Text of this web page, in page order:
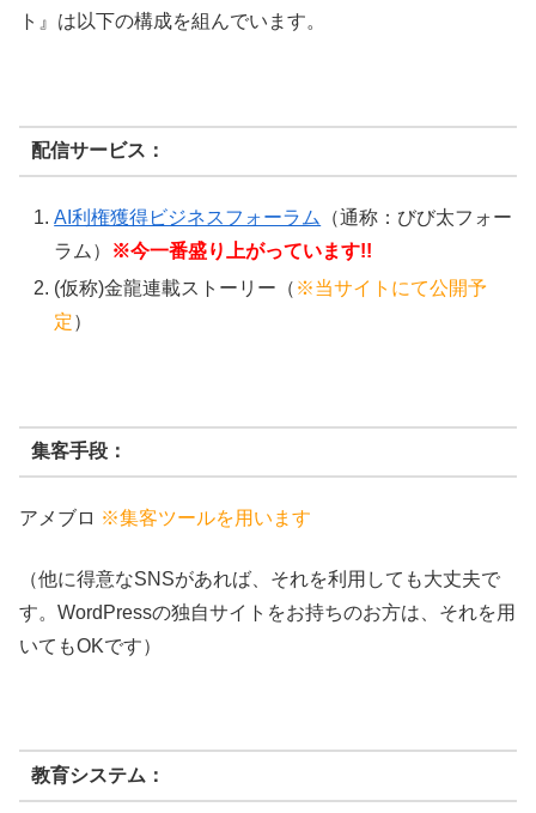
ト』は以下の構成を組んでいます。
配信サービス：
AI利権獲得ビジネスフォーラム
（通称：びび太フォー
ラム）
※今一番盛り上がっています!!
(仮称)金龍連載ストーリー（ ※当サイトにて公開予
定）
集客手段：
アメブロ ※集客ツールを用います
（他に得意なSNSがあれば、それを利用しても大丈夫で
す。WordPressの独自サイトをお持ちのお方は、それを用
いてもOKです）
教育システム：